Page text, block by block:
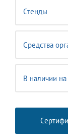
Стенды
Средства
В наличии на